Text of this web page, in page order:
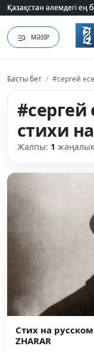
Қазақстан әлемдегі ең
Қазақстан әлемдегі ең
МӘЗІР
Басты бет / #сергей
стихи
Жалпы: 1
Стих на
ZHARAR